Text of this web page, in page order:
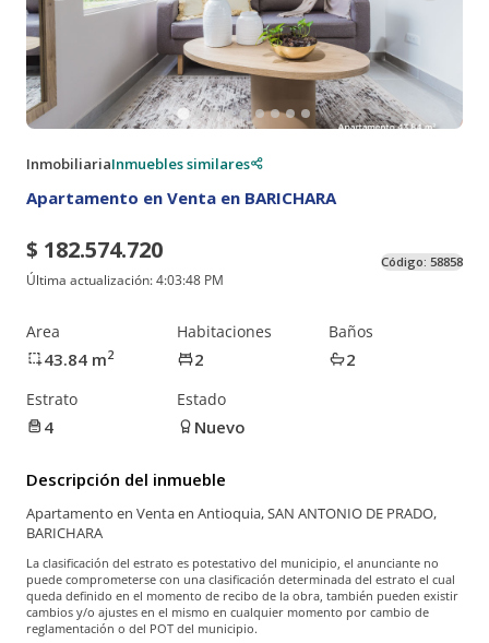
InmobiliariaInmuebles similares
Apartamento en Venta en BARICHARA
$ 182.574.720
Última actualización:4:03:48 PM
Código: 58858
Area
43.84 m2
Habitaciones
2
Baños
2
Estrato
4
Estado
Nuevo
Descripción del inmueble
Apartamento en Venta en Antioquia, SAN ANTONIO DE PRADO,
BARICHARA
La clasificación del estrato es potestativo del municipio, el anunciante no
puede comprometerse con una clasificación determinada del estrato el cual
queda definido en el momento de recibo de la obra, también pueden existir
cambios y/o ajustes en el mismo en cualquier momento por cambio de
reglamentación o del POT del municipio.